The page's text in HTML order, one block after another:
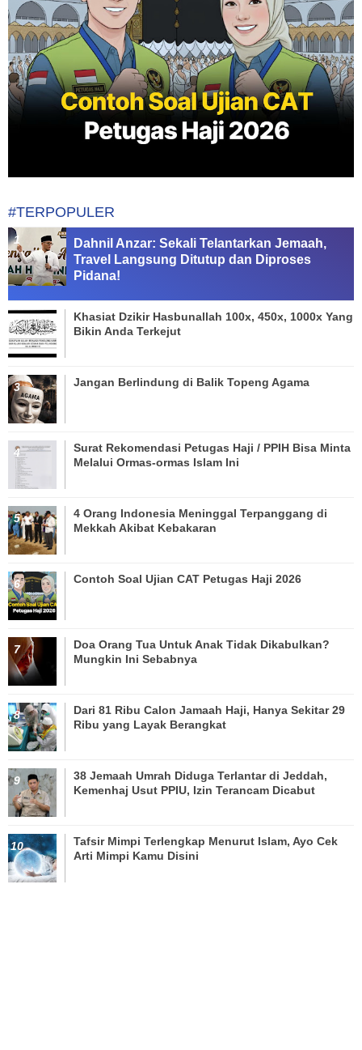
#TERPOPULER
Dahnil Anzar: Sekali Telantarkan Jemaah,
Travel Langsung Ditutup dan Diproses
Pidana!
Khasiat Dzikir Hasbunallah 100x, 450x, 1000x Yang
Bikin Anda Terkejut
Jangan Berlindung di Balik Topeng Agama
Surat Rekomendasi Petugas Haji / PPIH Bisa Minta
Melalui Ormas-ormas Islam Ini
4 Orang Indonesia Meninggal Terpanggang di
Mekkah Akibat Kebakaran
Contoh Soal Ujian CAT Petugas Haji 2026
Doa Orang Tua Untuk Anak Tidak Dikabulkan?
Mungkin Ini Sebabnya
Dari 81 Ribu Calon Jamaah Haji, Hanya Sekitar 29
Ribu yang Layak Berangkat
38 Jemaah Umrah Diduga Terlantar di Jeddah,
Kemenhaj Usut PPIU, Izin Terancam Dicabut
Tafsir Mimpi Terlengkap Menurut Islam, Ayo Cek
Arti Mimpi Kamu Disini